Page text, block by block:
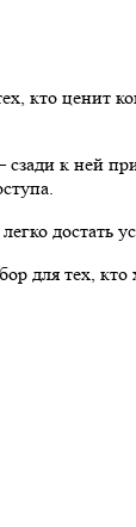
кто ценит
сзади к ней
достать
для тех,